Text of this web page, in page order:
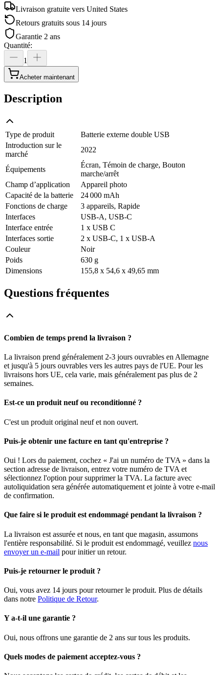
Livraison gratuite vers United States
Retours gratuits sous 14 jours
Garantie 2 ans
Quantité:
1
Acheter maintenant
Description
Type de produit
Batterie externe double USB
Introduction sur le
marché
2022
Équipements
Écran, Témoin de charge, Bouton
marche/arrêt
Champ d’application
Appareil photo
Capacité de la batterie
24 000 mAh
Fonctions de charge
3 appareils, Rapide
Interfaces
USB-A, USB-C
Interface entrée
1 x USB C
Interfaces sortie
2 x USB-C, 1 x USB-A
Couleur
Noir
Poids
630 g
Dimensions
155,8 x 54,6 x 49,65 mm
Questions fréquentes
Combien de temps prend la livraison ?
La livraison prend généralement 2-3 jours ouvrables en Allemagne
et jusqu'à 5 jours ouvrables vers les autres pays de l'UE. Pour les
livraisons hors UE, cela varie, mais généralement pas plus de 2
semaines.
Est-ce un produit neuf ou reconditionné ?
C'est un produit original neuf et non ouvert.
Puis-je obtenir une facture en tant qu'entreprise ?
Oui ! Lors du paiement, cochez « J'ai un numéro de TVA » dans la
section adresse de livraison, entrez votre numéro de TVA et
sélectionnez l'option pour supprimer la TVA. La facture avec
autoliquidation sera générée automatiquement et jointe à votre e-mail
de confirmation.
Que faire si le produit est endommagé pendant la livraison ?
La livraison est assurée et nous, en tant que magasin, assumons
l'entière responsabilité. Si le produit est endommagé, veuillez nous
envoyer un e-mail pour initier un retour.
Puis-je retourner le produit ?
Oui, vous avez 14 jours pour retourner le produit. Plus de détails
dans notre Politique de Retour.
Y a-t-il une garantie ?
Oui, nous offrons une garantie de 2 ans sur tous les produits.
Quels modes de paiement acceptez-vous ?